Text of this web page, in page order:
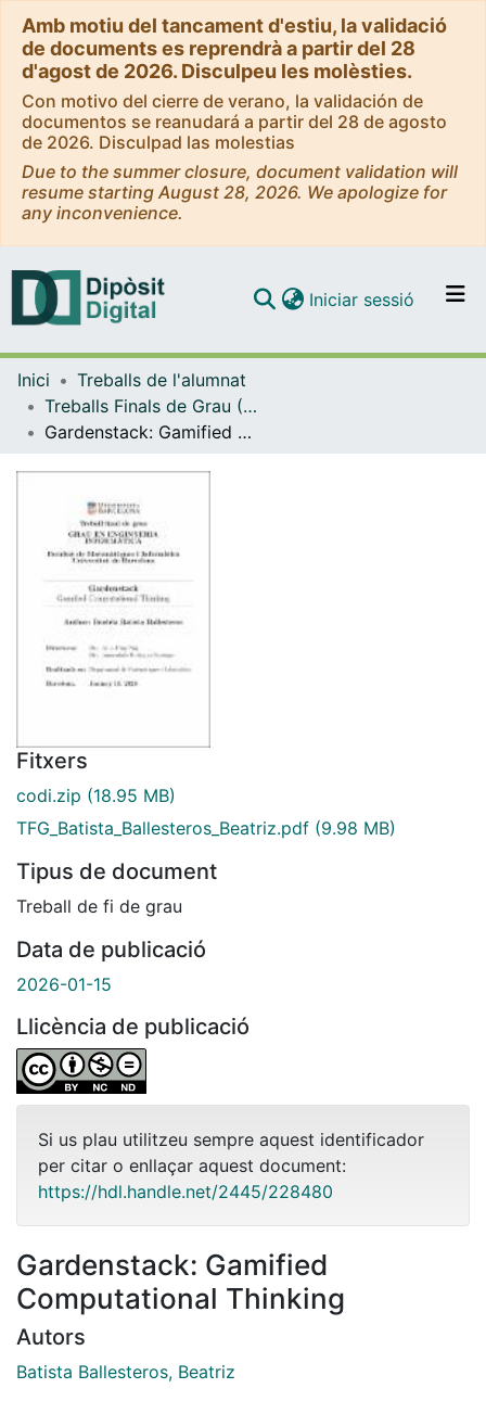
Amb motiu del tancament d'estiu, la validació
de documents es reprendrà a partir del 28
d'agost de 2026. Disculpeu les molèsties.
Con motivo del cierre de verano, la validación de
documentos se reanudará a partir del 28 de agosto
de 2026. Disculpad las molestias
Due to the summer closure, document validation will
resume starting August 28, 2026. We apologize for
any inconvenience.
Navega per tot el DD
Com publicar
Iniciar sessió (current)
Inici
Treballs de l'alumnat
Treballs Finals de Grau (TFG) - Enginyeria Informàtica
Gardenstack: Gamified Computational Thinking
Fitxers
codi.zip (18.95 MB)
TFG_Batista_Ballesteros_Beatriz.pdf (9.98 MB)
Tipus de document
Treball de fi de grau
Data de publicació
2026-01-15
Llicència de publicació
Si us plau utilitzeu sempre aquest identificador
per citar o enllaçar aquest document:
https://hdl.handle.net/2445/228480
Gardenstack: Gamified
Computational Thinking
Autors
Batista Ballesteros, Beatriz